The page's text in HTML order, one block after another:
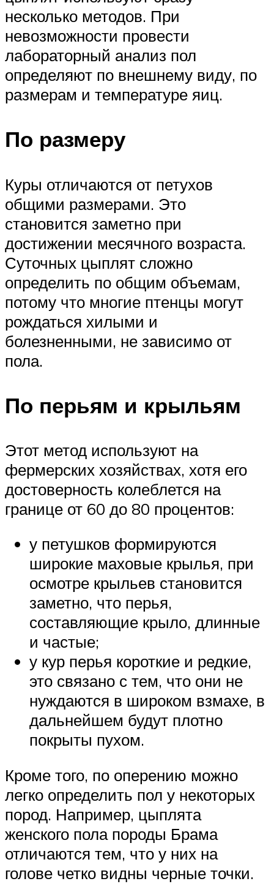
несколько методов. При
невозможности провести
лабораторный анализ пол
определяют по внешнему виду, по
размерам и температуре яиц.
По размеру
Куры отличаются от петухов
общими размерами. Это
становится заметно при
достижении месячного возраста.
Суточных цыплят сложно
определить по общим объемам,
потому что многие птенцы могут
рождаться хилыми и
болезненными, не зависимо от
пола.
По перьям и крыльям
Этот метод используют на
фермерских хозяйствах, хотя его
достоверность колеблется на
границе от 60 до 80 процентов:
у петушков формируются
широкие маховые крылья, при
осмотре крыльев становится
заметно, что перья,
составляющие крыло, длинные
и частые;
у кур перья короткие и редкие,
это связано с тем, что они не
нуждаются в широком взмахе, в
дальнейшем будут плотно
покрыты пухом.
Кроме того, по оперению можно
легко определить пол у некоторых
пород. Например, цыплята
женского пола породы Брама
отличаются тем, что у них на
голове четко видны черные точки.